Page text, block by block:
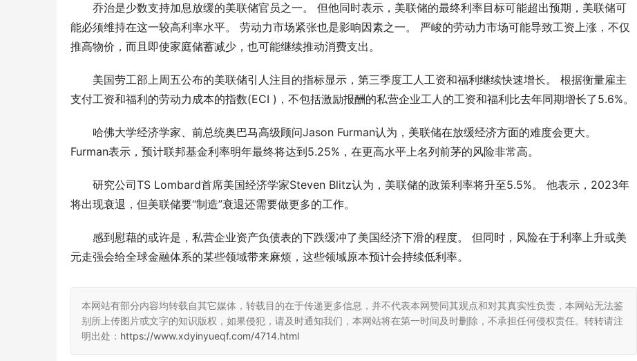
乔治是少数支持加息放缓的美联储官员之一。 但他同时表示，美联储的最终利率目标可能超出预期，美联储可
能必须维持在这一较高利率水平。 劳动力市场紧张也是影响因素之一。 严峻的劳动力市场可能导致工资上涨，不仅
推高物价，而且即使家庭储蓄减少，也可能继续推动消费支出。
美国劳工部上周五公布的美联储引人注目的指标显示，第三季度工人工资和福利继续快速增长。 根据衡量雇主
支付工资和福利的劳动力成本的指数(ECI )，不包括激励报酬的私营企业工人的工资和福利比去年同期增长了5.6%。
哈佛大学经济学家、前总统奥巴马高级顾问Jason Furman认为，美联储在放缓经济方面的难度会更大。
Furman表示，预计联邦基金利率明年最终将达到5.25%，在更高水平上名列前茅的风险非常高。
研究公司TS Lombard首席美国经济学家Steven Blitz认为，美联储的政策利率将升至5.5%。 他表示，2023年
将出现衰退，但美联储要“制造”衰退还需要做更多的工作。
感到慰藉的或许是，私营企业资产负债表的下跌缓冲了美国经济下滑的程度。 但同时，风险在于利率上升或美
元走强会给全球金融体系的某些领域带来麻烦，这些领域原本预计会持续低利率。
本网站有部分内容均转载自其它媒体，转载目的在于传递更多信息，并不代表本网赞同其观点和对其真实性负责，本网站无法鉴
别所上传图片或文字的知识版权，如果侵犯，请及时通知我们，本网站将在第一时间及时删除，不承担任何侵权责任。转转请注
明出处： https://www.xdyinyueqf.com/4714.html